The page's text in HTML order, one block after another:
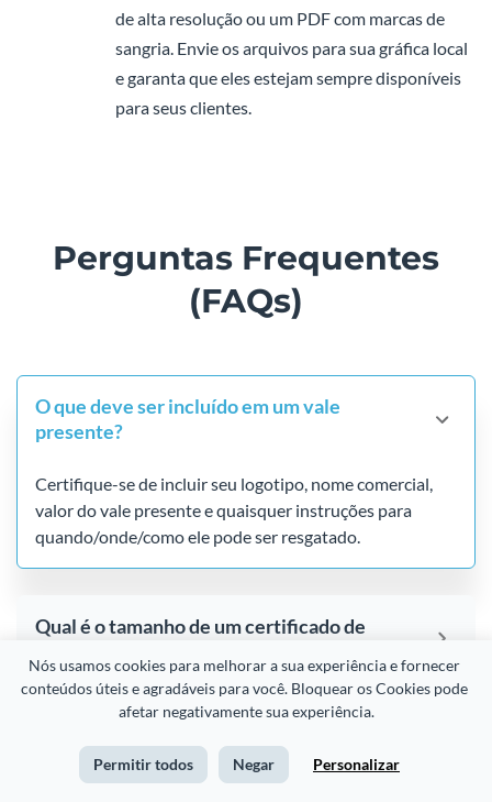
Nós usamos cookies para melhorar a sua experiência e fornecer
conteúdos úteis e agradáveis para você. Bloquear os Cookies pode
afetar negativamente sua experiência.
Permitir todos Negar Personalizar
de alta resolução ou um PDF com marcas de
sangria. Envie os arquivos para sua gráfica local
e garanta que eles estejam sempre disponíveis
para seus clientes.
Perguntas Frequentes
(FAQs)
O que deve ser incluído em um vale
presente?
Certifique-se de incluir seu logotipo, nome comercial,
valor do vale presente e quaisquer instruções para
quando/onde/como ele pode ser resgatado.
Qual é o tamanho de um certificado de
Os modelos de vales presente são
completamente personalizáveis?